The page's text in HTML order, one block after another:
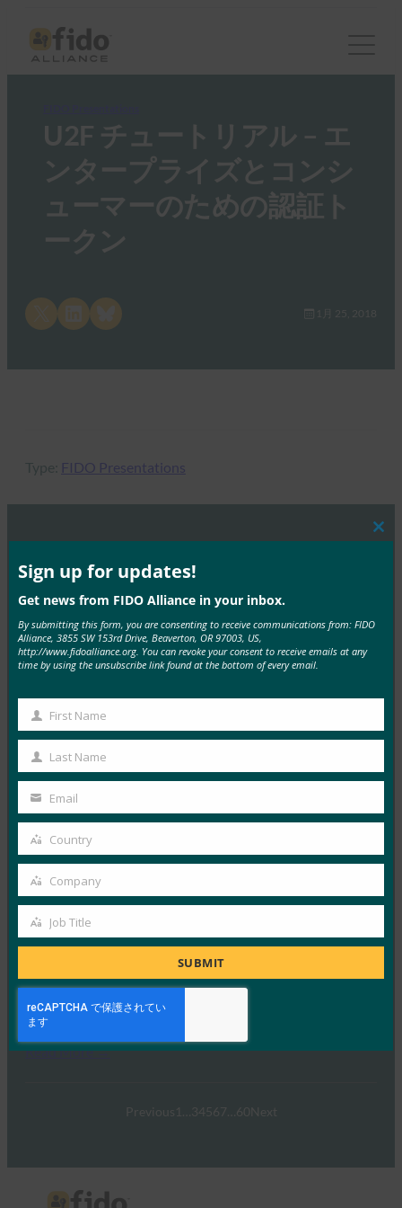
U2F チュートリアル – エ
ンタープライズとコンシ
ューマーのための認証ト
ークン
Share on LinkedInShare on Bluesky 1月 25, 2018
Type: FIDO Presentations
ウェビナーFIDOセキュリティキーによるユーザー
体験の最適化
FIDO Presentations
9月 19, 2022
このウェビナーでは、FIDOセ…
IoTオンボーディングの課題を解決
FIDO Presentations
10月 26, 2021
FIDOのコラボレーションの成…
Read More →
FIDOマスタークラス
10月 26, 2021
FIDO認証の仕組みと、FID…
Read More →
Previous 1 34567 60Next
Sign up for updates!
Get news from FIDO Alliance in your inbox.
By submitting this form, you are consenting to receive communications from: FIDO
Alliance, 3855 SW 153rd Drive, Beaverton, OR 97003, US,
http://www.fidoalliance.org. You can revoke your consent to receive emails at any
time by using the unsubscribe link found at the bottom of every email.
First
Name
First Name
Last
Name
Last Name
email
Email
Country
Country
Company
Company
Job
Job Title
SUBMIT